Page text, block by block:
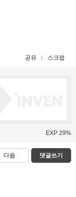
공유 스크랩
EXP 29%
다음 댓글쓰기